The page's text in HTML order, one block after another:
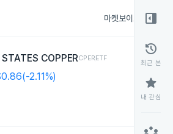
마켓보이스
STATES COPPERCPERETF
2.11%)
right_panel_open
history
최근 본
star
내 관심